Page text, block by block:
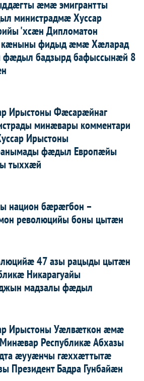
æмæ эмигрантты
министрадмæ Хуссар
'хсæн Дипломатон
кæныны фидыд æмæ Хæларад
бадзырд бафыссынæй 8
Ирыстоны Фæсарæйнаг
минæвары комментари
Ирыcтоны
фæдыл Европæйы
тыххæй
национ бæрæгбон –
революцийы боны цытæн
47 азы рацыды цытæн
Никарагуайы
мадзалы фæдыл
Ирыстоны Уæлвæткон æмæ
Республикæ Абхазы
æууæнчы гæххæттытæ
Президент Бадра Гунбайæн